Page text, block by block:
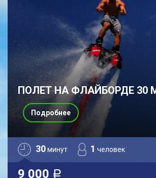
ПОЛЕТ НА ФЛАЙБОРДЕ 30
30минут 1 человек
9 000 a
Подробнее